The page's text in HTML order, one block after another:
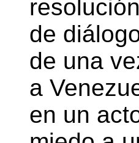
de
de una
a
en un